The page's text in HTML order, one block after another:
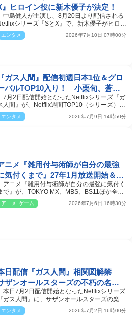
』ヒロイン役に新木優子が決定！
中島健人が主演し、8月20日より配信される
シリーズ『SとX』で、新木優子がヒロイ
を演じること…
エンタメ 2026年7月10日 07時00分
『ガス人間』配信初週日本1位＆グロ
バルTOP10入り！ 小栗旬、蒼井
優、広瀬すずらが集結したSPアート
着
7月2日配信開始となったNetflixシリーズ『ガ
人間』が、Netflix週間TOP10（シリーズ）で
を獲得、さ…
エンタメ 2026年7月9日 14時50分
ニメ『雑用付与術師が自分の最強
気付くまで』27年1月放送開始＆第
1弾PV解禁 追加キャストに渡辺明乃
アニメ『雑用付与術師が自分の最強に気付く
で』が、TOKYO MX、MBS、BS11ほか全国
20局にて2027年1月…
アニメ･ゲーム 2026年7月6日 16時30分
日配信『ガス人間』相関図解禁
ザンオールスターズの不朽の名曲
「いとしのエリー」が物語をつな
ぐ“キーソング”に
本日7月2日配信開始となったNetflixシリーズ
『ガス人間』に、サザンオールスターズの楽曲
いとしのエリ…
エンタメ 2026年7月2日 16時00分